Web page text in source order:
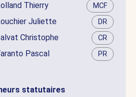
Thierry MCF
Juliette DR
Christophe CR
Pascal PR
statutaires